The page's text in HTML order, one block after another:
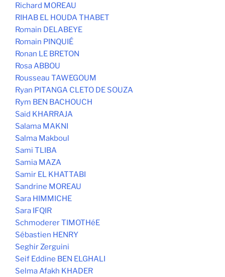
Richard MOREAU
RIHAB EL HOUDA THABET
Romain DELABEYE
Romain PINQUIÉ
Ronan LE BRETON
Rosa ABBOU
Rousseau TAWEGOUM
Ryan PITANGA CLETO DE SOUZA
Rym BEN BACHOUCH
Said KHARRAJA
Salama MAKNI
Salma Makboul
Sami TLIBA
Samia MAZA
Samir EL KHATTABI
Sandrine MOREAU
Sara HIMMICHE
Sara IFQIR
Schmoderer TIMOTHéE
Sébastien HENRY
Seghir Zerguini
Seif Eddine BEN ELGHALI
Selma Afakh KHADER